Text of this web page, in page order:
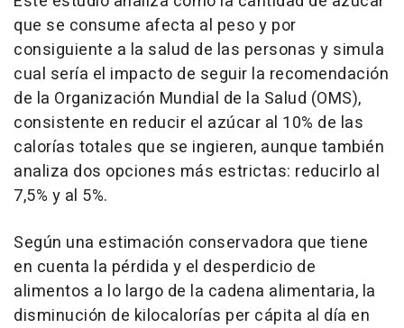
que se consume afecta al peso y por
consiguiente a la salud de las personas y simula
cual sería el impacto de seguir la recomendación
de la Organización Mundial de la Salud (OMS),
consistente en reducir el azúcar al 10% de las
calorías totales que se ingieren, aunque también
analiza dos opciones más estrictas: reducirlo al
7,5% y al 5%.
Según una estimación conservadora que tiene
en cuenta la pérdida y el desperdicio de
alimentos a lo largo de la cadena alimentaria, la
disminución de kilocalorías per cápita al día en